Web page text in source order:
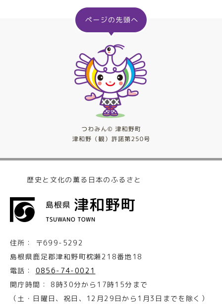
歴史と文化の薫る日本のふるさと
住所：
〒699-5292
島根県鹿足郡津和野町枕瀬218番地18
電話：
0856-74-0021
開庁時間：
8時30分から17時15分まで
（土・日曜日、祝日、12月29日から1月3日までを除く）